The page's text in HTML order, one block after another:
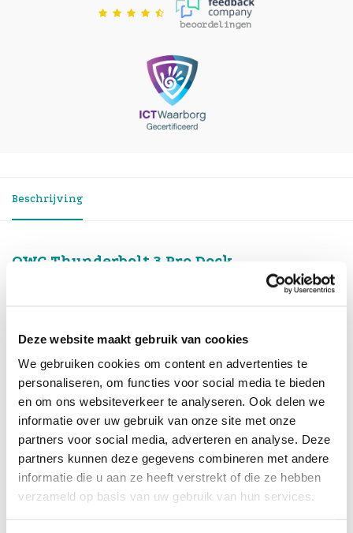
Deze website maakt gebruik van cookies
We gebruiken cookies om content en advertenties te
personaliseren, om functies voor social media te bieden
en om ons websiteverkeer te analyseren. Ook delen we
informatie over uw gebruik van onze site met onze
partners voor social media, adverteren en analyse. Deze
partners kunnen deze gegevens combineren met andere
informatie die u aan ze heeft verstrekt of die ze hebben
verzameld op basis van uw gebruik van hun services.
beoordelingen
Beschrijving
OWC Thunderbolt 3 Pro Dock
Let op: Het OWC Thunderbolt 3 Dock is verbeterd.
Bestelt u het Dock op deze pagina dan zult u
dock.html
Het Thunderbolt 3 Pro Dock station van OWC bevat
alle essentiële aansluitingen die u nodig zult
uw randapparatuur aan te kunnen sluiten.
Sluit het Thunderbolt 3 Pro Dock station aan op uw